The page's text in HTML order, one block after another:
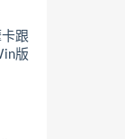
跟
版